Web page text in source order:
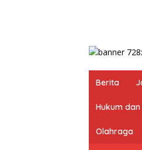
Berita
Hukum
Olahraga